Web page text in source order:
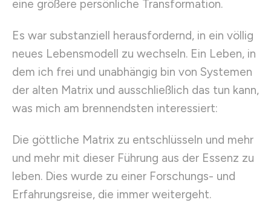
eine größere persönliche Transformation.
Es war substanziell herausfordernd, in ein völlig
neues Lebensmodell zu wechseln. Ein Leben, in
dem ich frei und unabhängig bin von Systemen
der alten Matrix und ausschließlich das tun kann,
was mich am brennendsten interessiert:
Die göttliche Matrix zu entschlüsseln und mehr
und mehr mit dieser Führung aus der Essenz zu
leben. Dies wurde zu einer Forschungs- und
Erfahrungsreise, die immer weitergeht.